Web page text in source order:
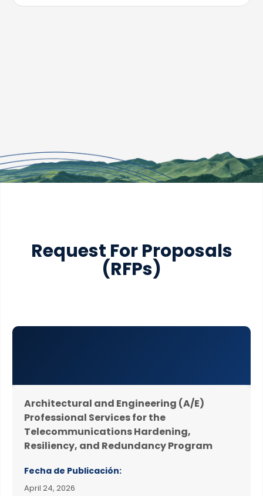
Request For Proposals
(RFPs)
Architectural and Engineering (A/E)
Professional Services for the
Telecommunications Hardening,
Resiliency, and Redundancy Program
Fecha de Publicación:
April 24, 2026